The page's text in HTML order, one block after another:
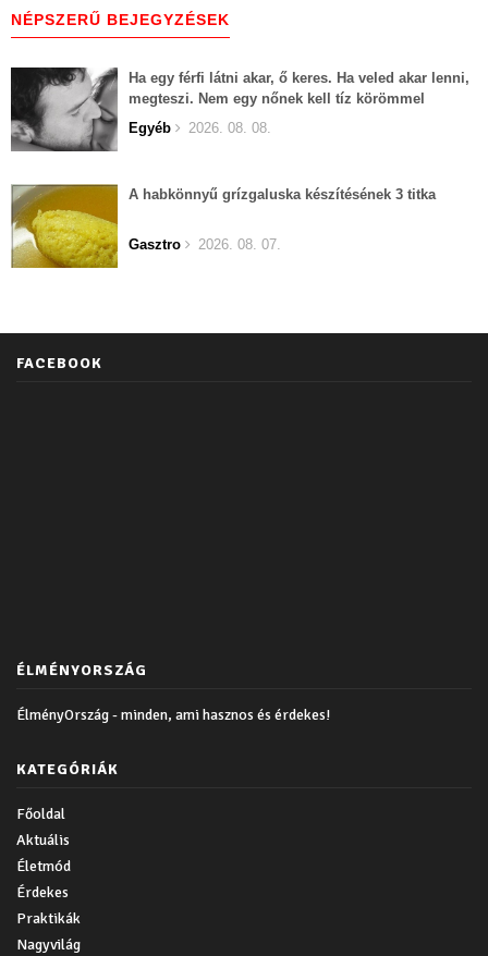
NÉPSZERŰ BEJEGYZÉSEK
Ha egy férfi látni akar, ő keres. Ha veled akar lenni,
megteszi. Nem egy nőnek kell tíz körömmel
belekapaszkodva mindent feláldozni.
Egyéb 2026. 08. 08.
A habkönnyű grízgaluska készítésének 3 titka
Gasztro 2026. 08. 07.
FACEBOOK
ÉLMÉNYORSZÁG
ÉlményOrszág - minden, ami hasznos és érdekes!
KATEGÓRIÁK
Főoldal
Aktuális
Életmód
Érdekes
Praktikák
Nagyvilág